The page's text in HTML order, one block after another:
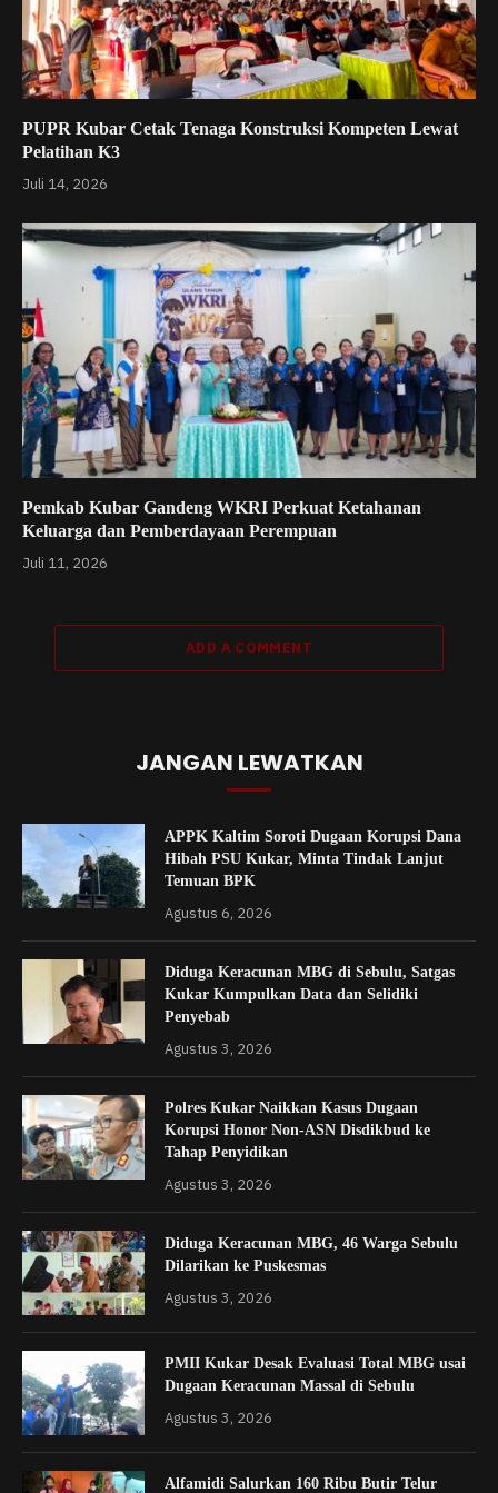
PUPR Kubar Cetak Tenaga Konstruksi Kompeten Lewat
Pelatihan K3
Juli 14, 2026
Pemkab Kubar Gandeng WKRI Perkuat Ketahanan
Keluarga dan Pemberdayaan Perempuan
Juli 11, 2026
ADD A COMMENT
JANGAN LEWATKAN
APPK Kaltim Soroti Dugaan Korupsi Dana
Hibah PSU Kukar, Minta Tindak Lanjut
Temuan BPK
Agustus 6, 2026
Diduga Keracunan MBG di Sebulu, Satgas
Kukar Kumpulkan Data dan Selidiki
Penyebab
Agustus 3, 2026
Polres Kukar Naikkan Kasus Dugaan
Korupsi Honor Non-ASN Disdikbud ke
Tahap Penyidikan
Agustus 3, 2026
Diduga Keracunan MBG, 46 Warga Sebulu
Dilarikan ke Puskesmas
Agustus 3, 2026
PMII Kukar Desak Evaluasi Total MBG usai
Dugaan Keracunan Massal di Sebulu
Agustus 3, 2026
Alfamidi Salurkan 160 Ribu Butir Telur